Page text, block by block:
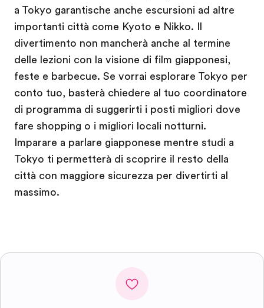
a Tokyo garantische anche escursioni ad altre
importanti città come Kyoto e Nikko. Il
divertimento non mancherà anche al termine
delle lezioni con la visione di film giapponesi,
feste e barbecue. Se vorrai esplorare Tokyo per
conto tuo, basterà chiedere al tuo coordinatore
di programma di suggerirti i posti migliori dove
fare shopping o i migliori locali notturni.
Imparare a parlare giapponese mentre studi a
Tokyo ti permetterà di scoprire il resto della
città con maggiore sicurezza per divertirti al
massimo.